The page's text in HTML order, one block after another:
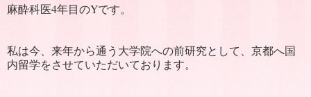
麻酔科医4年目のYです。
私は今、来年から通う大学院への前研究として、京都へ国
内留学をさせていただいております。